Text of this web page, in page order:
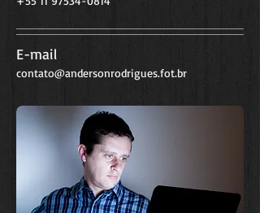
E-mail
contato@andersonrodrigues.fot.br